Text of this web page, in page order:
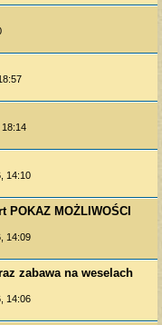
18:14
14:10
MOŻLIWOŚCI
14:09
zabawa na weselach
14:06